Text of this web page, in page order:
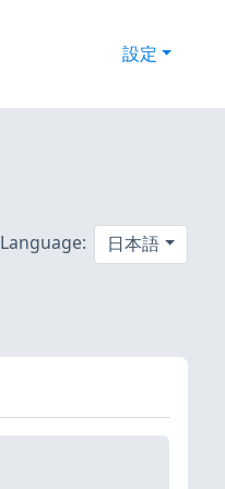
設定
Language: 日本語